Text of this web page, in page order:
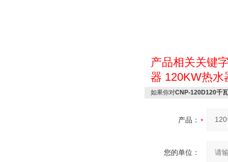
产品相关关键
器 120KW热水
如果你对CNP-120D120千
产品：
您的单位：